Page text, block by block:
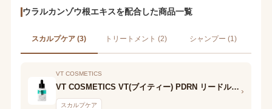
ウラルカンゾウ根エキスを配合した商品一覧
スカルプケア (3) トリートメント (2) シャンプー (1)
VT COSMETICS
VT COSMETICS VT(ブイティー) PDRN リードルショット ヘアアンプル300dL
スカルプケア
›